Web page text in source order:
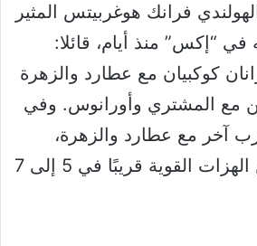
فرانك هوغربيتس المثير
“إكس” منذ أيام، قائلا:
كوكبيان مع عطارد والزهرة
مع المشتري وأورانوس. وفي
آخر مع عطارد والزهرة،
أتوقع مجموعة من الهزات القوية قريبًا في 5 إلى 7